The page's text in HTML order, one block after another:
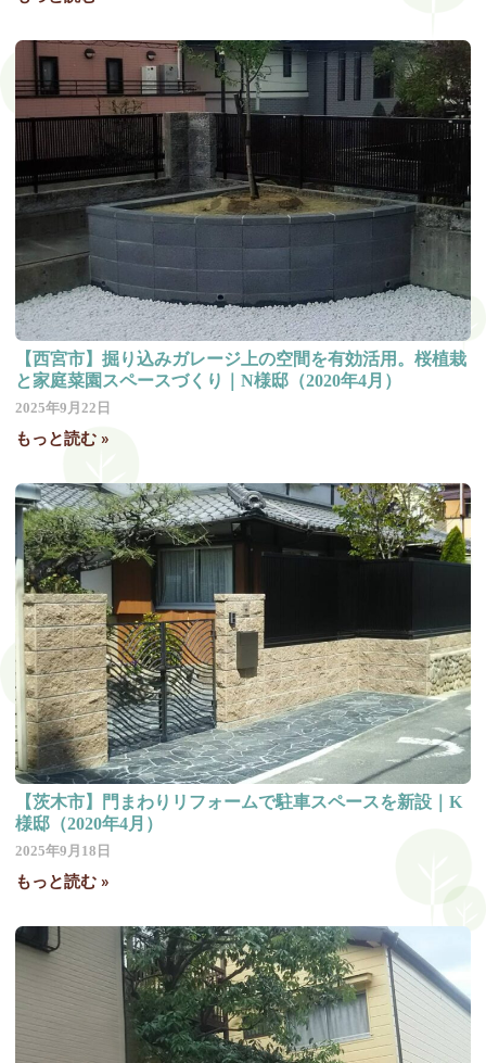
【西宮市】掘り込みガレージ上の空間を有効活用。桜植栽
と家庭菜園スペースづくり｜N様邸（2020年4月）
2025年9月22日
もっと読む »
【茨木市】門まわりリフォームで駐車スペースを新設｜K
様邸（2020年4月）
2025年9月18日
もっと読む »